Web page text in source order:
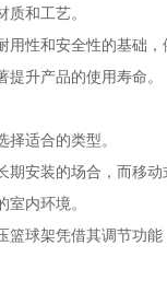
和工艺。
用性和安全性的基础
升产品的使用寿命。
适合的类型。
期安装的场合，而移
内环境。
篮球架凭借其调节功